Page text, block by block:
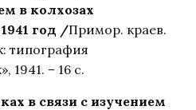
в колхозах
год /Примор. краев.
типография
1941. – 16 с.
в связи с изучением